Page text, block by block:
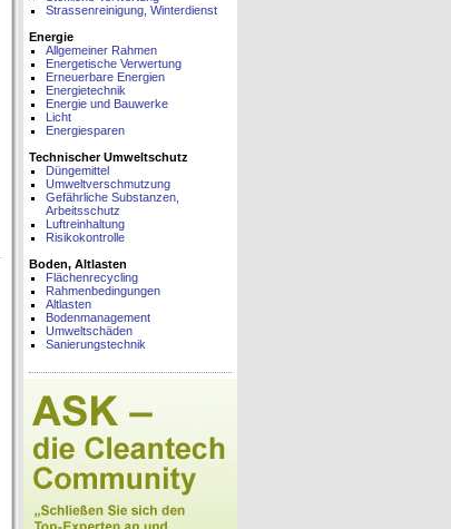
Strassenreinigung, Winterdienst
Energie
Allgemeiner Rahmen
Energetische Verwertung
Erneuerbare Energien
Energietechnik
Energie und Bauwerke
Licht
Energiesparen
Technischer Umweltschutz
Düngemittel
Umweltverschmutzung
Gefährliche Substanzen,
Arbeitsschutz
Luftreinhaltung
Risikokontrolle
Boden, Altlasten
Flächenrecycling
Rahmenbedingungen
Altlasten
Bodenmanagement
Umweltschäden
Sanierungstechnik